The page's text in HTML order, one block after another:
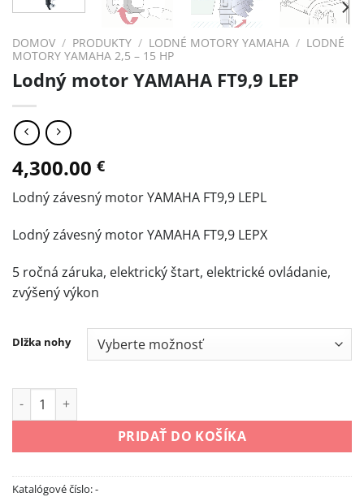
DOMOV / PRODUKTY / LODNÉ MOTORY YAMAHA / LODNÉ
MOTORY YAMAHA 2,5 – 15 HP
Lodný motor YAMAHA FT9,9 LEP
4,300.00 €
Lodný závesný motor YAMAHA FT9,9 LEPL
Lodný závesný motor YAMAHA FT9,9 LEPX
5 ročná záruka, elektrický štart, elektrické ovládanie,
zvýšený výkon
Dlžka nohy
množstvo Lodný motor YAMAHA FT9,9 LEP
PRIDAŤ DO KOŠÍKA
Katalógové číslo:-